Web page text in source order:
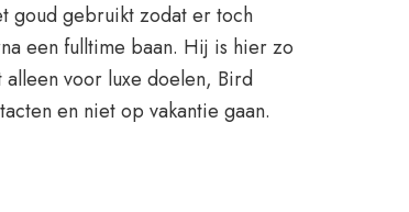
goud gebruikt zodat er toch
een fulltime baan. Hij is hier zo
voor luxe doelen, Bird
en niet op vakantie gaan.